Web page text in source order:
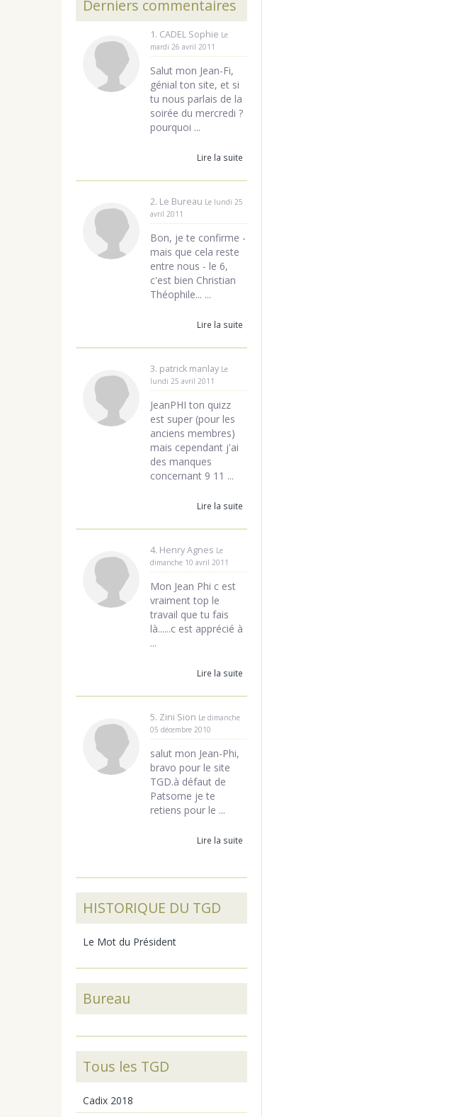
Derniers commentaires
1. CADEL Sophie Le
mardi 26 avril 2011
Salut mon Jean-Fi,
génial ton site, et si
tu nous parlais de la
soirée du mercredi ?
pourquoi ...
Lire la suite
2. Le Bureau Le lundi 25
avril 2011
Bon, je te confirme -
mais que cela reste
entre nous - le 6,
c'est bien Christian
Théophile... ...
Lire la suite
3. patrick manlay Le
lundi 25 avril 2011
JeanPHI ton quizz
est super (pour les
anciens membres)
mais cependant j'ai
des manques
concernant 9 11 ...
Lire la suite
4. Henry Agnes Le
dimanche 10 avril 2011
Mon Jean Phi c est
vraiment top le
travail que tu fais
là......c est apprécié à
...
Lire la suite
5. Zini Sion Le dimanche
05 décembre 2010
salut mon Jean-Phi,
bravo pour le site
TGD.à défaut de
Patsome je te
retiens pour le ...
Lire la suite
HISTORIQUE DU TGD
Le Mot du Président
Bureau
Tous les TGD
Cadix 2018